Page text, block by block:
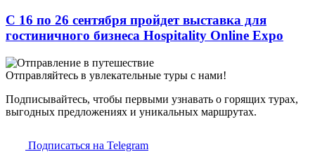
C 16 по 26 сентября пройдет выставка для
гостиничного бизнеса Hospitality Online Expo
Отправляйтесь в увлекательные туры с нами!
Подписывайтесь, чтобы первыми узнавать о горящих турах,
выгодных предложениях и уникальных маршрутах.
Подписаться на Telegram